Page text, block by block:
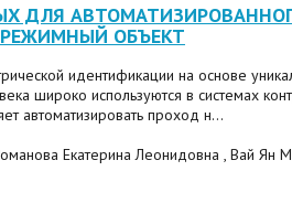
ДЛЯ
ОБЪЕКТ
идентификации на основе
широко используются в системах
автоматизировать проход н...
Екатерина Леонидовна , Вай Ян